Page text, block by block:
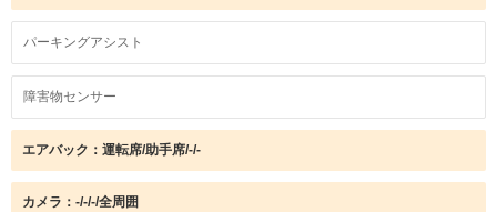
パーキングアシスト
障害物センサー
エアバック：運転席/助手席/-/-
カメラ：-/-/-/全周囲